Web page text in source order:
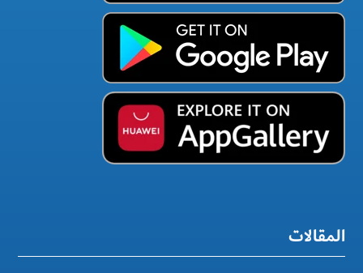
المقالات